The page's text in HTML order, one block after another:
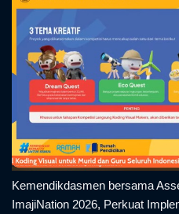
Kemendikdasmen bersama
ImajiNation 2026, Perkuat